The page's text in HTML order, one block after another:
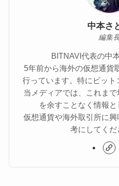
中本さ
編集
BITNAVI代表の中
5年前から海外の仮想通貨
行っています。特にビット
当メディアでは、これま
を余すことなく情報と
仮想通貨や海外取引所に
考にしてくだ